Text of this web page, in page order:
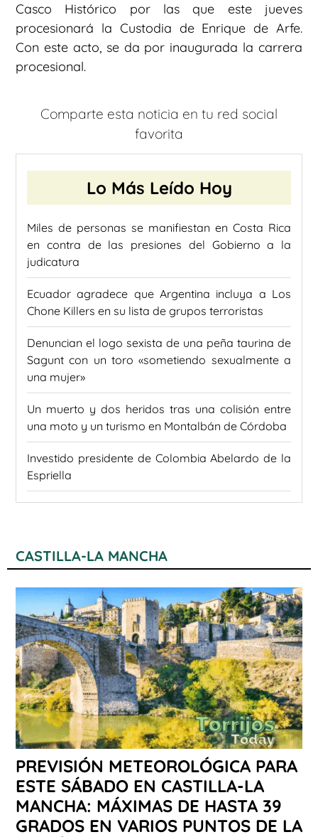
Casco Histórico por las que este jueves
procesionará la Custodia de Enrique de Arfe.
Con este acto, se da por inaugurada la carrera
procesional.
Comparte esta noticia en tu red social
favorita
Lo Más Leído Hoy
Miles de personas se manifiestan en Costa Rica
en contra de las presiones del Gobierno a la
judicatura
Ecuador agradece que Argentina incluya a Los
Chone Killers en su lista de grupos terroristas
Denuncian el logo sexista de una peña taurina de
Sagunt con un toro «sometiendo sexualmente a
una mujer»
Un muerto y dos heridos tras una colisión entre
una moto y un turismo en Montalbán de Córdoba
Investido presidente de Colombia Abelardo de la
Espriella
CASTILLA-LA MANCHA
PREVISIÓN METEOROLÓGICA PARA
ESTE SÁBADO EN CASTILLA-LA
MANCHA: MÁXIMAS DE HASTA 39
GRADOS EN VARIOS PUNTOS DE LA